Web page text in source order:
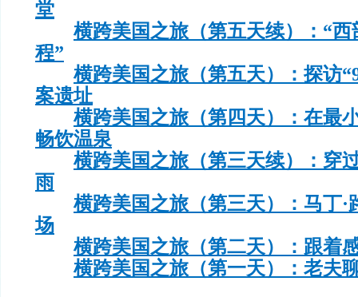
堂
横跨美国之旅（第五天续）：“西
程”
横跨美国之旅（第五天）：探访
案遗址
横跨美国之旅（第四天）：在最
畅饮温泉
横跨美国之旅（第三天续）：穿
雨
横跨美国之旅（第三天）：马丁·
场
横跨美国之旅（第二天）：跟着
横跨美国之旅（第一天）：老夫